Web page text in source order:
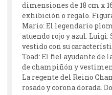
dimensiones de 18 cm x
exhibición o regalo.
Mario: El legendario
atuendo rojo y azul.
vestido con su
Toad: El fiel ayudante de
de champiñón y
La regente del Reino
rosado y corona dorada.